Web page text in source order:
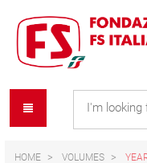
content
navigation
menu
HOME VOLUMES